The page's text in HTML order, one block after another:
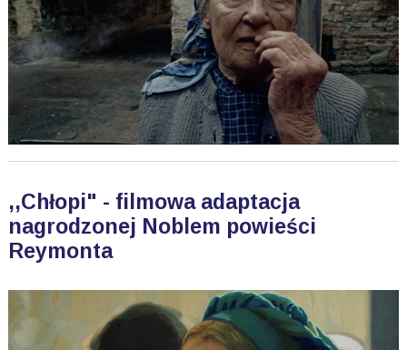
,,Chłopi" - filmowa adaptacja
nagrodzonej Noblem powieści
Reymonta